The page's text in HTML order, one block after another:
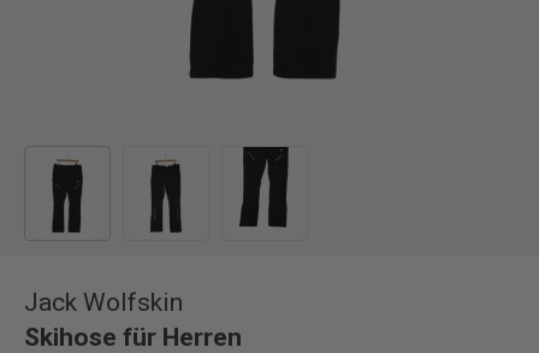
Jack Wolfskin
Skihose für Herren